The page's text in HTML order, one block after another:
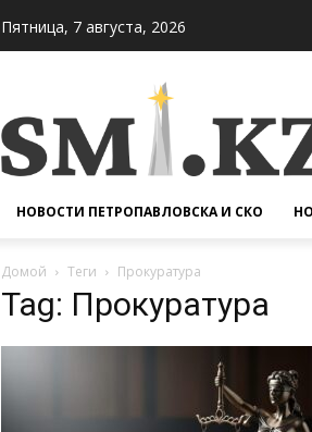
Пятница, 7 августа, 2026
НОВОСТИ ПЕТРОПАВЛОВСКА И СКО
Домой Теги Прокуратура
Tag: Прокуратура